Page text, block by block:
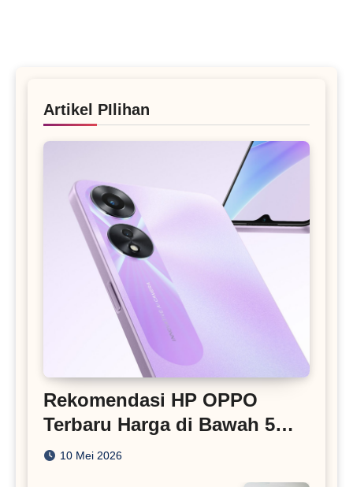
Artikel PIlihan
Rekomendasi HP OPPO
Terbaru Harga di Bawah 5
Juta
10 Mei 2026